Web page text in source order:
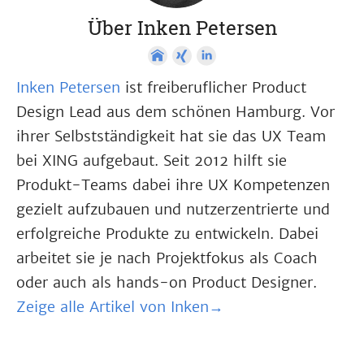
Über Inken Petersen
Inken Petersen ist freiberuflicher Product
Design Lead aus dem schönen Hamburg. Vor
ihrer Selbstständigkeit hat sie das UX Team
bei XING aufgebaut. Seit 2012 hilft sie
Produkt-Teams dabei ihre UX Kompetenzen
gezielt aufzubauen und nutzerzentrierte und
erfolgreiche Produkte zu entwickeln. Dabei
arbeitet sie je nach Projektfokus als Coach
oder auch als hands-on Product Designer.
Zeige alle Artikel von Inken→